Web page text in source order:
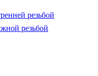
резьбой
резьбой